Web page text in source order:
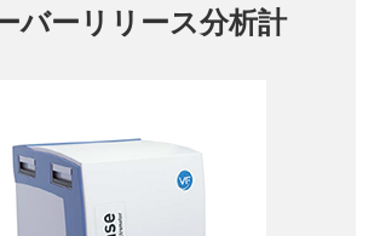
バーリリース分析計